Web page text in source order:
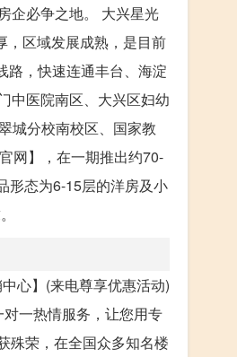
企必争之地。 大兴星光
，区域发展成熟，是目前
路，快速连通丰台、海淀
中医院南区、大兴区妇幼
城分校南校区、国家教
网】，在一期推出约70-
形态为6-15层的洋房及小
心】(来电尊享优惠活动)
一热情服务，让您用专
殊荣，在全国众多知名楼